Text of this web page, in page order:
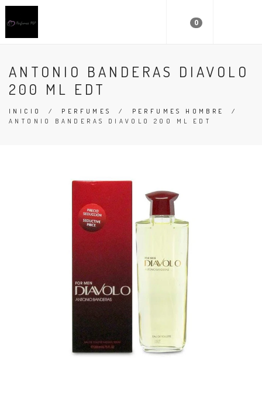
0
ANTONIO BANDERAS DIAVOLO
200 ML EDT
INICIO / PERFUMES / PERFUMES HOMBRE
/
ANTONIO BANDERAS DIAVOLO 200 ML EDT